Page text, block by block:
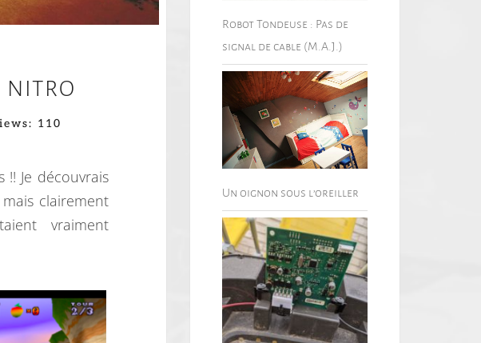
NITRO
110
!! Je découvrais
clairement
vraiment
Robot Tondeuse : Pas de
signal de cable (M.A.J.)
Un oignon sous l’oreiller